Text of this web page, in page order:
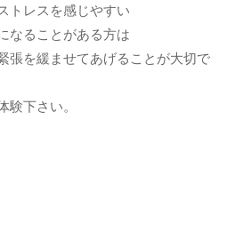
レスを感じやすい
なることがある方は
張を緩ませてあげることが大切で
下さい。